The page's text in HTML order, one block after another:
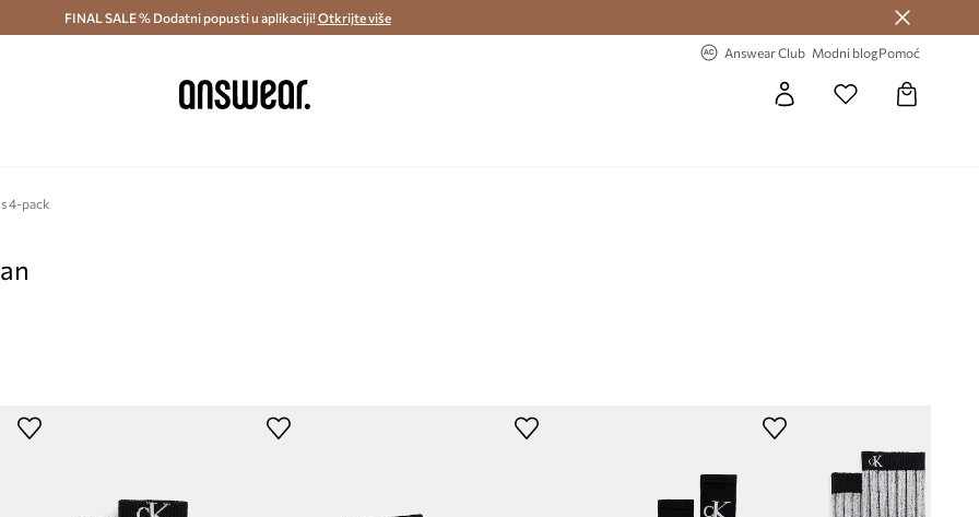
i povrat (od 70€) > Dostava u roku 48 sati >
FINAL SALE % Dodatni popusti u aplikaciji!Otkrijte više
Answear Club Modni blogPomoć
4-pack